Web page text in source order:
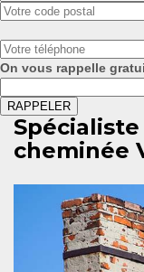
On vous rappelle
cheminée